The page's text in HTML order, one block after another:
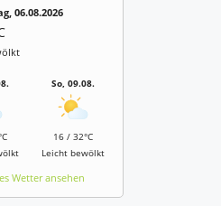
06.08.2026
So, 09.08.
16 / 32°C
Leicht bewölkt
Wetter ansehen